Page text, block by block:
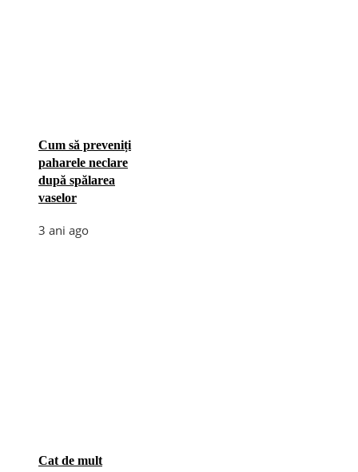
Cum să preveniți
paharele neclare
după spălarea
vaselor
3 ani ago
Cat de mult